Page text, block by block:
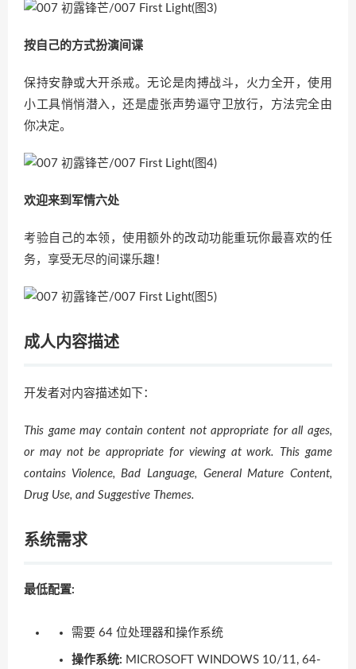
按自己的方式扮演间谍
保持安静或大开杀戒。无论是肉搏战斗，火力全开，使用
小工具悄悄潜入，还是虚张声势逼守卫放行，方法完全由
你决定。
欢迎来到军情六处
考验自己的本领，使用额外的改动功能重玩你最喜欢的任
务，享受无尽的间谍乐趣！
成人内容描述
开发者对内容描述如下：
This game may contain content not appropriate for all ages,
or may not be appropriate for viewing at work. This game
contains Violence, Bad Language, General Mature Content,
Drug Use, and Suggestive Themes.
系统需求
最低配置:
需要 64 位处理器和操作系统
操作系统: MICROSOFT WINDOWS 10/11, 64-